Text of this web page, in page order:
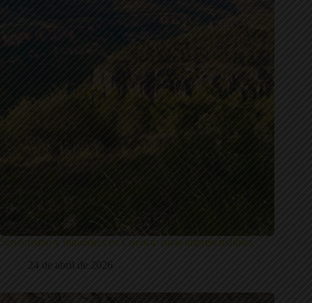
Senderismo y miradores en Cuenca: rutas imprescindibles
24 de abril de 2026